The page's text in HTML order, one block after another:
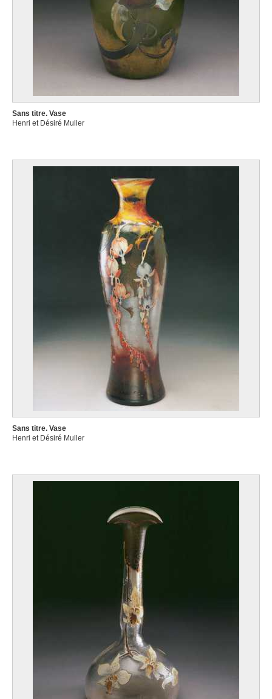
Sans titre. Vase
Henri et Désiré Muller
Sans titre. Vase
Henri et Désiré Muller